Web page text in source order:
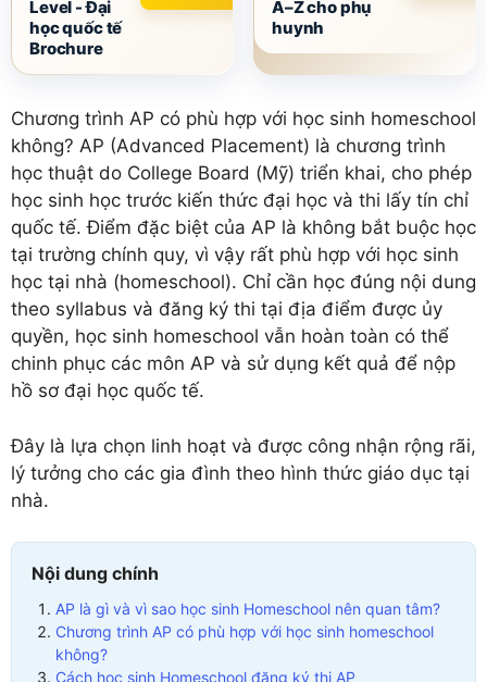
Level - Đại
học quốc tế
Brochure
A–Z cho phụ
huynh
Chương trình AP có phù hợp với học sinh homeschool
không? AP (Advanced Placement) là chương trình
học thuật do College Board (Mỹ) triển khai, cho phép
học sinh học trước kiến thức đại học và thi lấy tín chỉ
quốc tế. Điểm đặc biệt của AP là không bắt buộc học
tại trường chính quy, vì vậy rất phù hợp với học sinh
học tại nhà (homeschool). Chỉ cần học đúng nội dung
theo syllabus và đăng ký thi tại địa điểm được ủy
quyền, học sinh homeschool vẫn hoàn toàn có thể
chinh phục các môn AP và sử dụng kết quả để nộp
hồ sơ đại học quốc tế.
Đây là lựa chọn linh hoạt và được công nhận rộng rãi,
lý tưởng cho các gia đình theo hình thức giáo dục tại
nhà.
Nội dung chính
AP là gì và vì sao học sinh Homeschool nên quan tâm?
Chương trình AP có phù hợp với học sinh homeschool
không?
Cách học sinh Homeschool đăng ký thi AP